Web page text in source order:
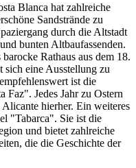
Blanca hat zahlreiche
Sandstrände zu
durch die Altstadt
bunten Altbaufassenden.
Rathaus aus dem 18.
sich eine Ausstellung zu
ist die
Faz". Jedes Jahr zu Ostern
hierher. Ein weiteres
"Tabarca". Sie ist die
und bietet zahlreiche
die die Geschichte der